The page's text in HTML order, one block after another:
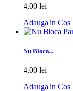
4,00 lei
Adauga in Cos
Nu Bloca...
4,00 lei
Adauga in Cos